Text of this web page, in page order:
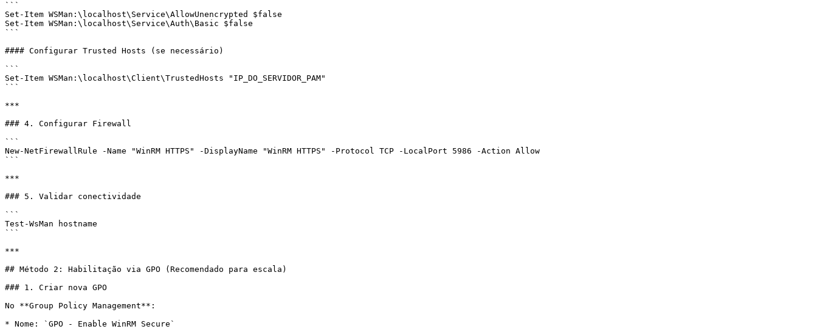
```
Set-Item WSMan:\localhost\Service\AllowUnencrypted $false
Set-Item WSMan:\localhost\Service\Auth\Basic $false
```
#### Configurar Trusted Hosts (se necessário)
```
Set-Item WSMan:\localhost\Client\TrustedHosts "IP_DO_SERVIDOR_PAM"
```
***
### 4. Configurar Firewall
```
New-NetFirewallRule -Name "WinRM HTTPS" -DisplayName "WinRM HTTPS" -Protocol TCP -LocalPort 5986 -Action Allow
```
***
### 5. Validar conectividade
```
Test-WsMan hostname
```
***
## Método 2: Habilitação via GPO (Recomendado para escala)
### 1. Criar nova GPO
No **Group Policy Management**:
* Nome: `GPO - Enable WinRM Secure`